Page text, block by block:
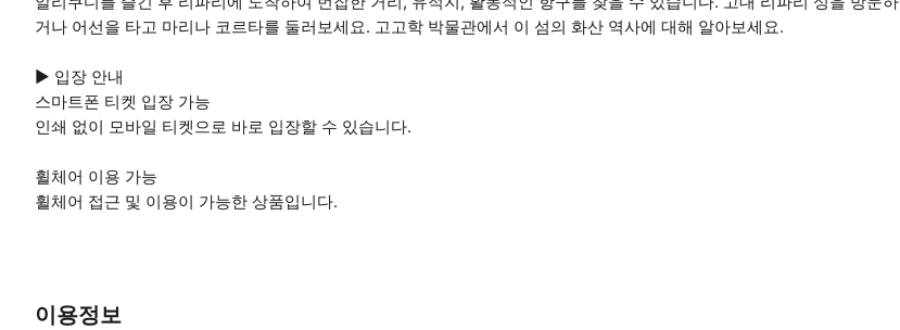
거나 어선을 타고 마리나 코르타를 둘러보세요. 고고학 박물관에서 이 섬의 화산 역사에 대해 알아보세요.
▶ 입장 안내
스마트폰 티켓 입장 가능
인쇄 없이 모바일 티켓으로 바로 입장할 수 있습니다.
휠체어 이용 가능
휠체어 접근 및 이용이 가능한 상품입니다.
이용정보